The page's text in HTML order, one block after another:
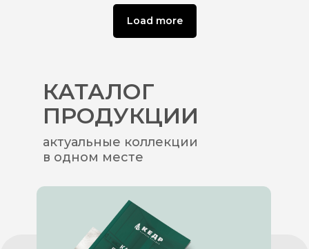
Load more
КАТАЛОГ
ПРОДУКЦИИ
актуальные коллекции
в одном месте